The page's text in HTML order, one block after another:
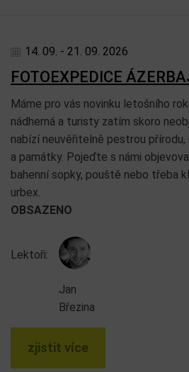
14. 09. - 21. 09. 2026
FOTOEXPEDICE
Máme pro vás novinku letošního
nádherná a turisty zatím skoro
nabízí neuvěřitelně pestrou přírodu,
a památky. Pojeďte s námi
bahenní sopky, pouště nebo třeba
urbex.
OBSAZENO
Lektoři:
Jan
Březina
zjistit více